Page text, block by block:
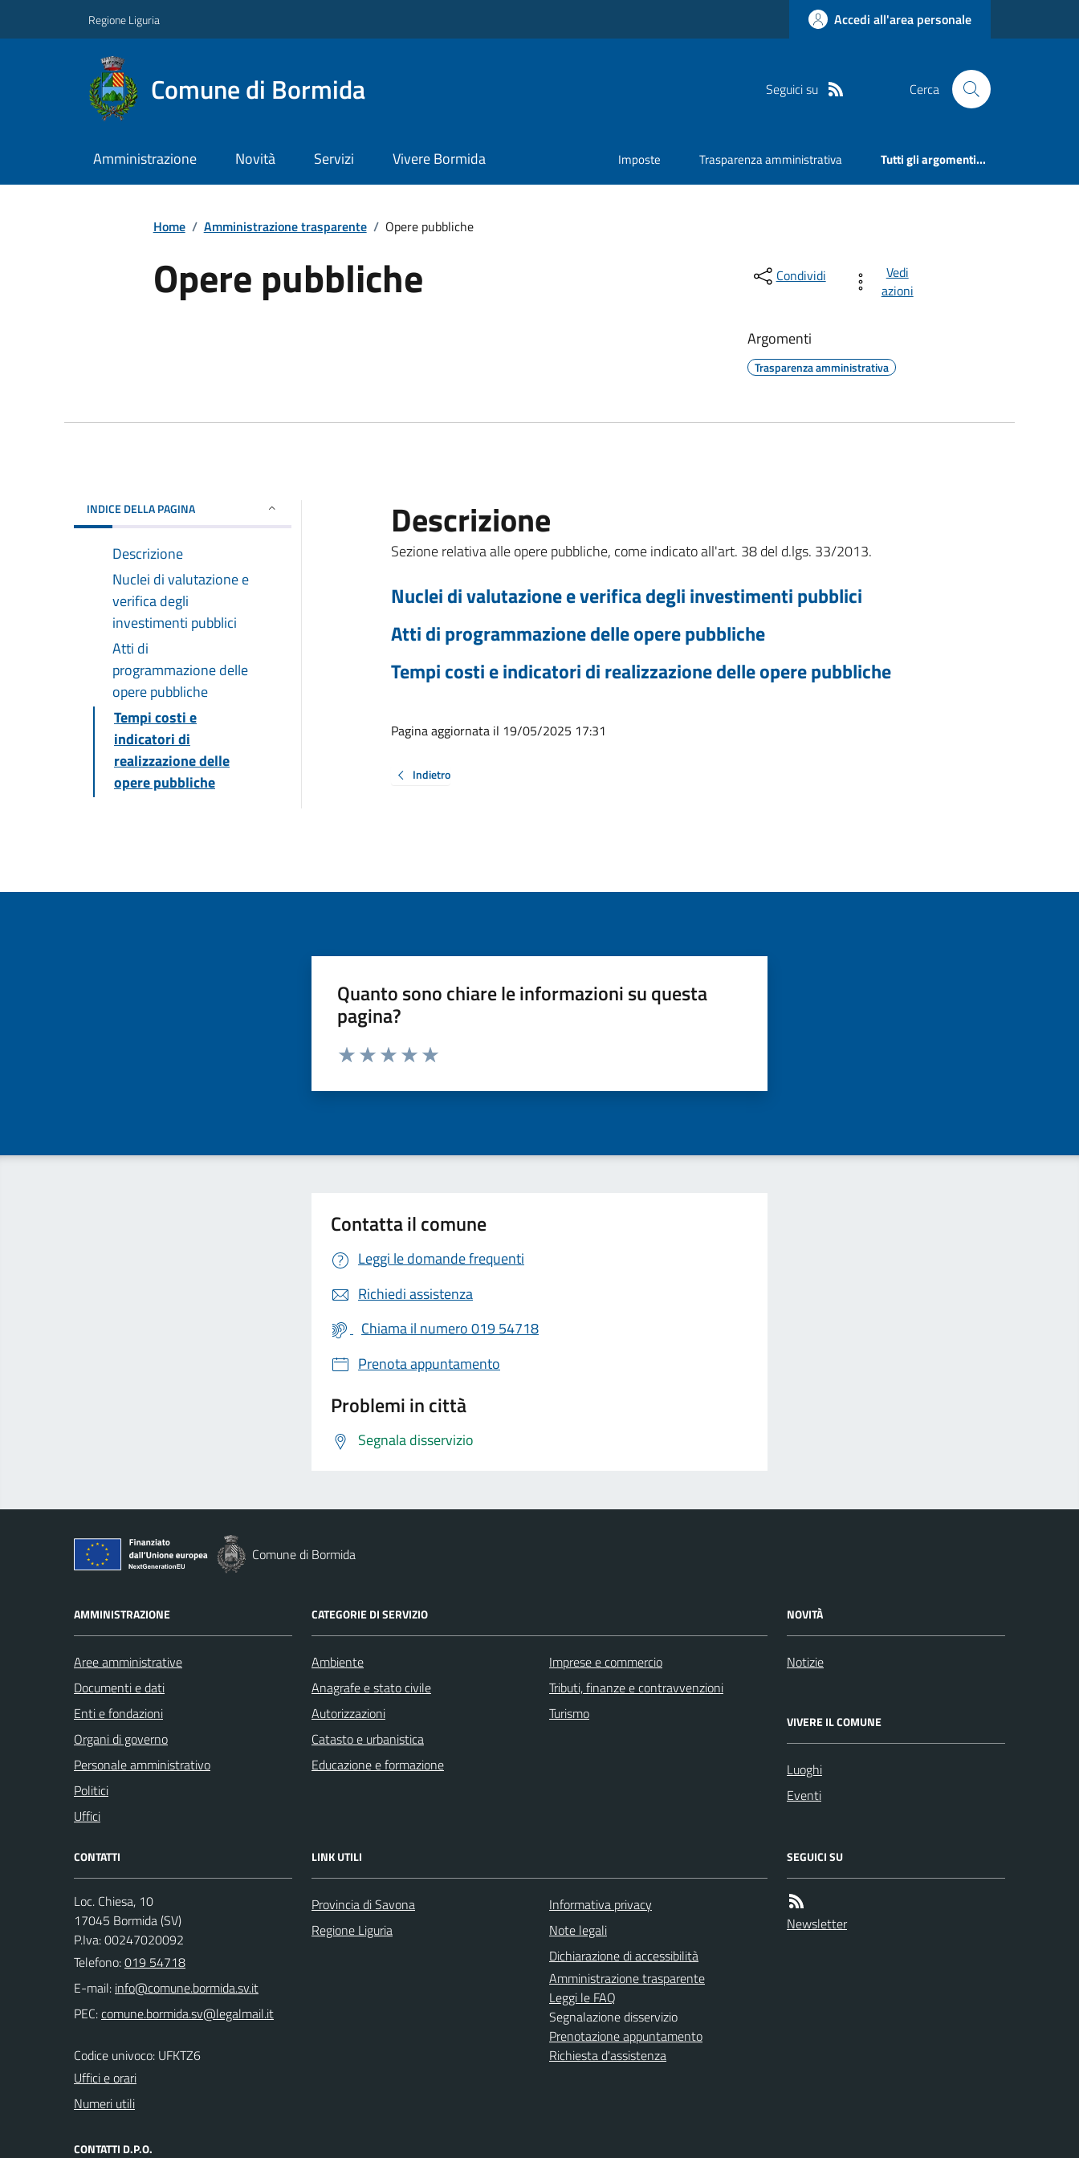
Regione Liguria Accedi all'area personale
Comune di Bormida Seguici su Cerca
Amministrazione Novità Servizi Vivere Bormida Imposte Trasparenza amministrativa Tutti gli argomenti...
Home / Amministrazione trasparente / Opere pubbliche
Opere pubbliche Condividi
Vedi
azioni
Argomenti
Trasparenza amministrativa
INDICE DELLA PAGINA
Descrizione
Nuclei di valutazione e
verifica degli
investimenti pubblici
Atti di
programmazione delle
opere pubbliche
Tempi costi e
indicatori di
realizzazione delle
opere pubbliche
Descrizione
Sezione relativa alle opere pubbliche, come indicato all'art. 38 del d.lgs. 33/2013.
Nuclei di valutazione e verifica degli investimenti pubblici
Atti di programmazione delle opere pubbliche
Tempi costi e indicatori di realizzazione delle opere pubbliche
Pagina aggiornata il 19/05/2025 17:31
Indietro
Quanto sono chiare le informazioni su questa
pagina?
Valuta da 1 a 5 stelle la pagina
Contatta il comune
Leggi le domande frequenti
Richiedi assistenza
Chiama il numero 019 54718
Prenota appuntamento
Problemi in città
Segnala disservizio
Comune di Bormida
AMMINISTRAZIONE
Aree amministrative
Documenti e dati
Enti e fondazioni
Organi di governo
Personale amministrativo
Politici
Uffici
CATEGORIE DI SERVIZIO
Ambiente
Anagrafe e stato civile
Autorizzazioni
Catasto e urbanistica
Educazione e formazione
Imprese e commercio
Tributi, finanze e contravvenzioni
Turismo
NOVITÀ
Notizie
VIVERE IL COMUNE
Luoghi
Eventi
CONTATTI
Loc. Chiesa, 10
17045 Bormida (SV)
P.Iva: 00247020092
Telefono:019 54718
E-mail:
PEC:
Codice univoco: UFKTZ6
Uffici e orari
Numeri utili
CONTATTI D.P.O.
LINK UTILI
Provincia di Savona
Regione Liguria
Informativa privacy
Note legali
Dichiarazione di accessibilità
Amministrazione trasparente
Leggi le FAQ
Segnalazione disservizio
Prenotazione appuntamento
Richiesta d'assistenza
SEGUICI SU
Newsletter